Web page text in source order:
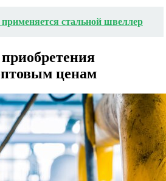
применяется стальной швеллер
ценам